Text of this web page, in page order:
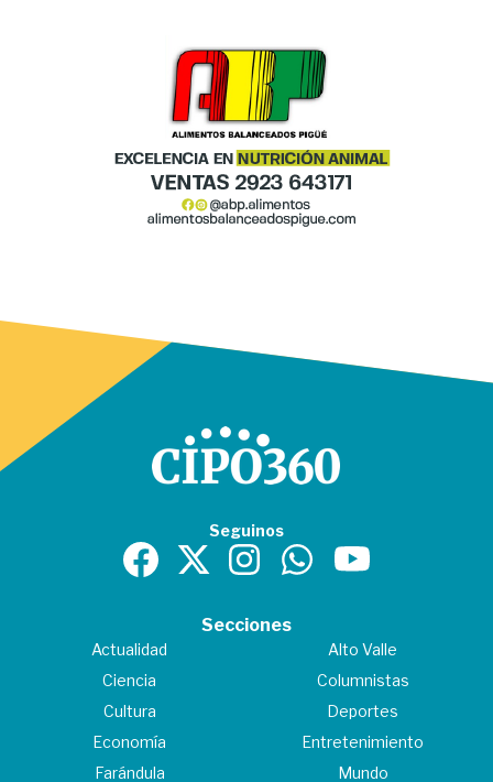
Seguinos
Secciones
Actualidad
Alto Valle
Ciencia
Columnistas
Cultura
Deportes
Economía
Entretenimiento
Farándula
Mundo